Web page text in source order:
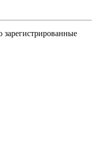
зарегистрированные